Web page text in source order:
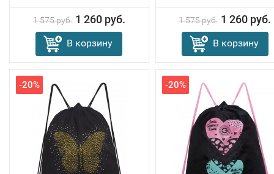
1 575 руб. 1 260 руб.
В корзину
1 575 руб. 1 260 руб.
В корзину
-20% -20%